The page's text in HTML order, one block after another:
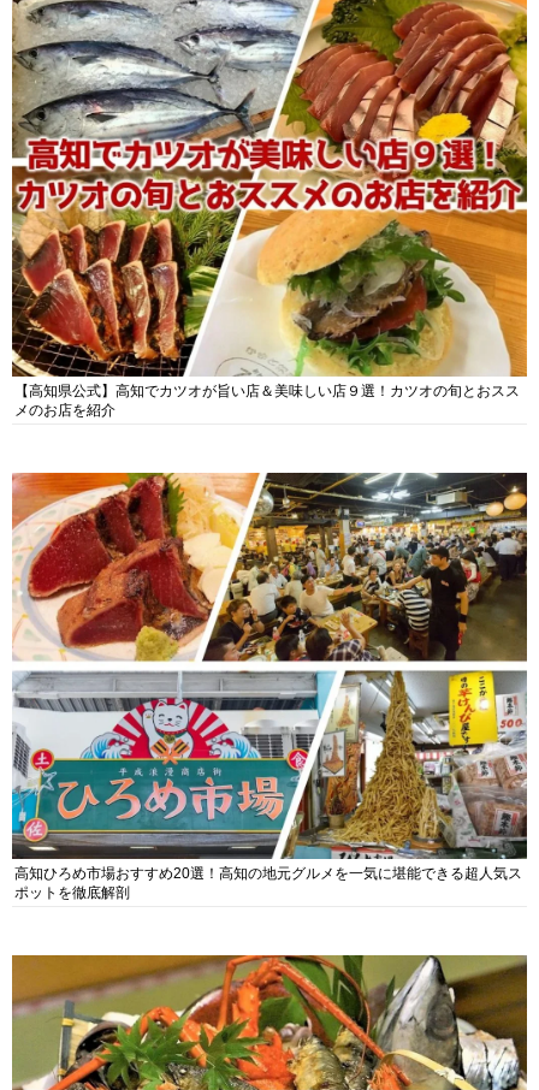
【高知県公式】高知でカツオが旨い店＆美味しい店９選！カツオの旬とおスス
メのお店を紹介
高知ひろめ市場おすすめ20選！高知の地元グルメを一気に堪能できる超人気ス
ポットを徹底解剖